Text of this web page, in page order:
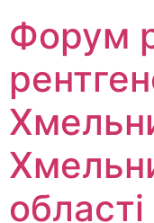
до
вмісту
Форум
області